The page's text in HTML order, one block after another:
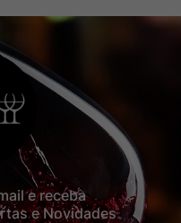
e receba
e Novidades